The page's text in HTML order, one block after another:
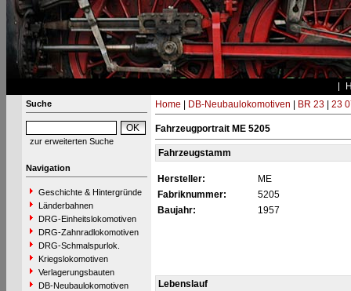
Suche
zur erweiterten Suche
Navigation
Geschichte & Hintergründe
Länderbahnen
DRG-Einheitslokomotiven
DRG-Zahnradlokomotiven
DRG-Schmalspurlok.
Kriegslokomotiven
Verlagerungsbauten
DB-Neubaulokomotiven
Home DB-Neubaulokomotiven BR 23| 23
Fahrzeugportrait ME 5205
Fahrzeugstamm
Hersteller:
ME
Fabriknummer:
5205
Baujahr:
1957
Lebenslauf